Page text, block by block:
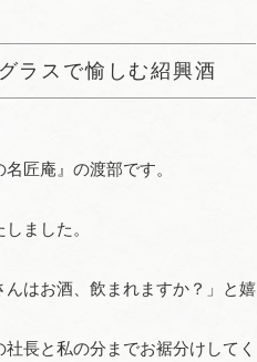
ラスで愉しむ紹興酒
匠庵』の渡部です。
ました。
はお酒、飲まれますか？」と嬉
長と私の分までお裾分けしてく